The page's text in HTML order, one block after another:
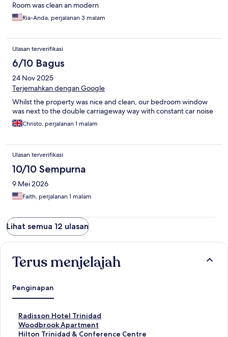
Room was clean an modern
Ria-Anda, perjalanan 3 malam
Ulasan terverifikasi
6/10 Bagus
24 Nov 2025
Terjemahkan dengan Google
Whilst the property was nice and clean, our bedroom window
was next to the double carriageway way with constant car noise
Christo, perjalanan 1 malam
Ulasan terverifikasi
10/10 Sempurna
9 Mei 2026
Faith, perjalanan 1 malam
Lihat semua 12 ulasan
Terus menjelajah
Penginapan
Radisson Hotel Trinidad
T
a
u
Woodbrook Apartment
T
a
Hilton Trinidad & Conference Centre
T